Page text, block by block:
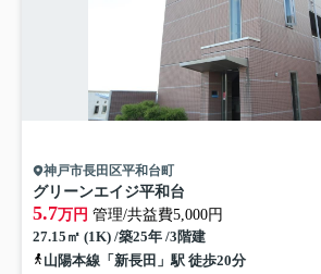
神戸市長田区平和台町
グリーンエイジ平和台
5.7万円 管理/共益費5,000円
27.15㎡ (1K) /築25年 /3階建
山陽本線「新長田」駅 徒歩20分